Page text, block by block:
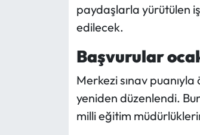
paydaşlarla yürütülen
edilecek.
Başvurular
Merkezi sınav
yeniden düzenlendi.
milli eğitim
Sungurlu Haberleri